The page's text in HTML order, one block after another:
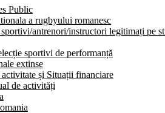
Public
a rugbyului romanesc
antrenori/instructori legitimați pe
sportivi de performanță
extinse
activitate și Situații financiare
de activități